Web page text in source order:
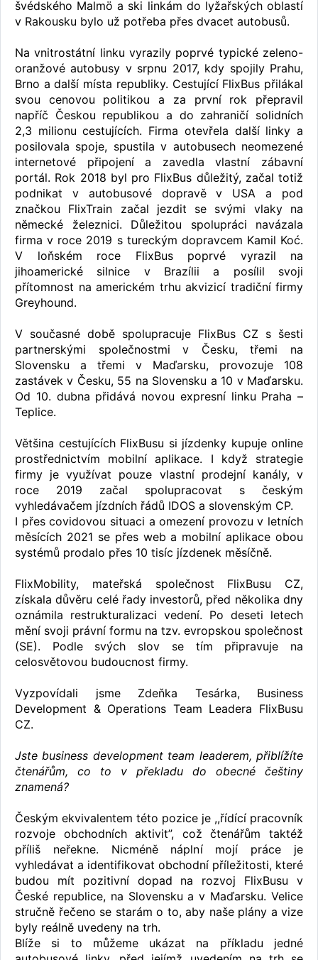
švédského Malmö a ski linkám do lyžařských oblastí
v Rakousku bylo už potřeba přes dvacet autobusů.
Na vnitrostátní linku vyrazily poprvé typické zeleno-
oranžové autobusy v srpnu 2017, kdy spojily Prahu,
Brno a další místa republiky. Cestující FlixBus přilákal
svou cenovou politikou a za první rok přepravil
napříč Českou republikou a do zahraničí solidních
2,3 milionu cestujících. Firma otevřela další linky a
posilovala spoje, spustila v autobusech neomezené
internetové připojení a zavedla vlastní zábavní
portál. Rok 2018 byl pro FlixBus důležitý, začal totiž
podnikat v autobusové dopravě v USA a pod
značkou FlixTrain začal jezdit se svými vlaky na
německé železnici. Důležitou spolupráci navázala
firma v roce 2019 s tureckým dopravcem Kamil Koć.
V loňském roce FlixBus poprvé vyrazil na
jihoamerické silnice v Brazílii a posílil svoji
přítomnost na americkém trhu akvizicí tradiční firmy
Greyhound.
V současné době spolupracuje FlixBus CZ s šesti
partnerskými společnostmi v Česku, třemi na
Slovensku a třemi v Maďarsku, provozuje 108
zastávek v Česku, 55 na Slovensku a 10 v Maďarsku.
Od 10. dubna přidává novou expresní linku Praha –
Teplice.
Většina cestujících FlixBusu si jízdenky kupuje online
prostřednictvím mobilní aplikace. I když strategie
firmy je využívat pouze vlastní prodejní kanály, v
roce 2019 začal spolupracovat s českým
vyhledávačem jízdních řádů IDOS a slovenským CP.
I přes covidovou situaci a omezení provozu v letních
měsících 2021 se přes web a mobilní aplikace obou
systémů prodalo přes 10 tisíc jízdenek měsíčně.
FlixMobility, mateřská společnost FlixBusu CZ,
získala důvěru celé řady investorů, před několika dny
oznámila restrukturalizaci vedení. Po deseti letech
mění svoji právní formu na tzv. evropskou společnost
(SE). Podle svých slov se tím připravuje na
celosvětovou budoucnost firmy.
Vyzpovídali jsme Zdeňka Tesárka, Business
Development & Operations Team Leadera FlixBusu
CZ.
Jste business development team leaderem, přiblížíte
čtenářům, co to v překladu do obecné češtiny
znamená?
Českým ekvivalentem této pozice je ,,řídící pracovník
rozvoje obchodních aktivit”, což čtenářům taktéž
příliš neřekne. Nicméně náplní mojí práce je
vyhledávat a identifikovat obchodní příležitosti, které
budou mít pozitivní dopad na rozvoj FlixBusu v
České republice, na Slovensku a v Maďarsku. Velice
stručně řečeno se starám o to, aby naše plány a vize
byly reálně uvedeny na trh.
Blíže si to můžeme ukázat na příkladu jedné